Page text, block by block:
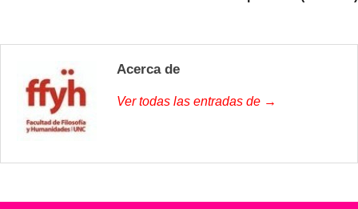
Acerca de
Ver todas las entradas de →